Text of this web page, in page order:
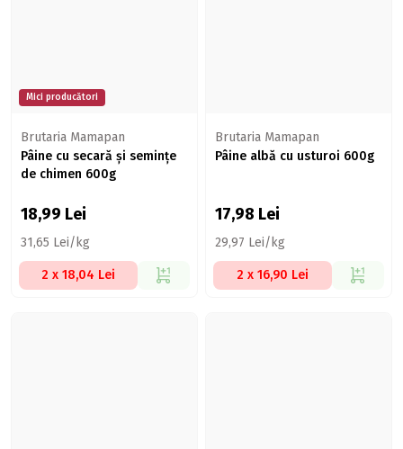
Mici producători
Brutaria Mamapan
Pâine cu secară și semințe
de chimen 600g
18,99 Lei
31,65 Lei/kg
2 x 18,04 Lei
Brutaria Mamapan
Pâine albă cu usturoi 600g
17,98 Lei
29,97 Lei/kg
2 x 16,90 Lei